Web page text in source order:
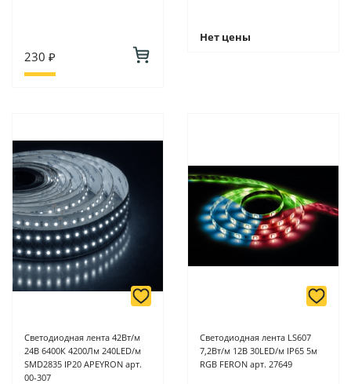
230 ₽
Нет цены
Светодиодная лента 42Вт/м
24В 6400К 4200Лм 240LED/м
SMD2835 IP20 APEYRON арт.
00-307
Светодиодная лента LS607
7,2Вт/м 12В 30LED/м IP65 5м
RGB FERON арт. 27649